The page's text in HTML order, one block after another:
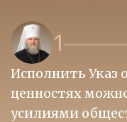
1
Исполнить Указ
ценностях
усилиями